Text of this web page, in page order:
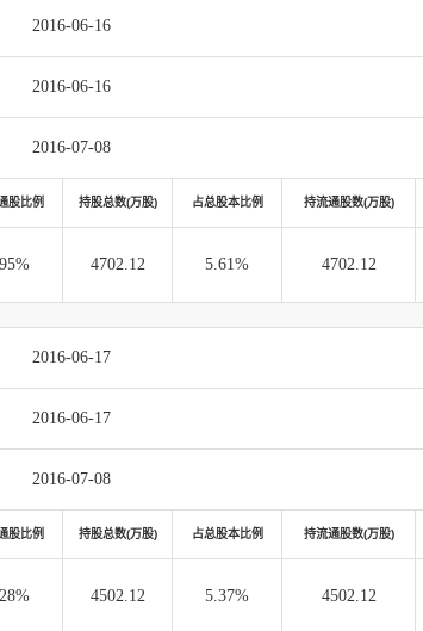
2016-06-16
2016-06-16
2016-07-08
股比例 持股总数(万股) 占总股本比例 持流通股数(万股)
4702.12 5.61% 4702.12
2016-06-17
2016-06-17
2016-07-08
股比例 持股总数(万股) 占总股本比例 持流通股数(万股)
4502.12 5.37% 4502.12